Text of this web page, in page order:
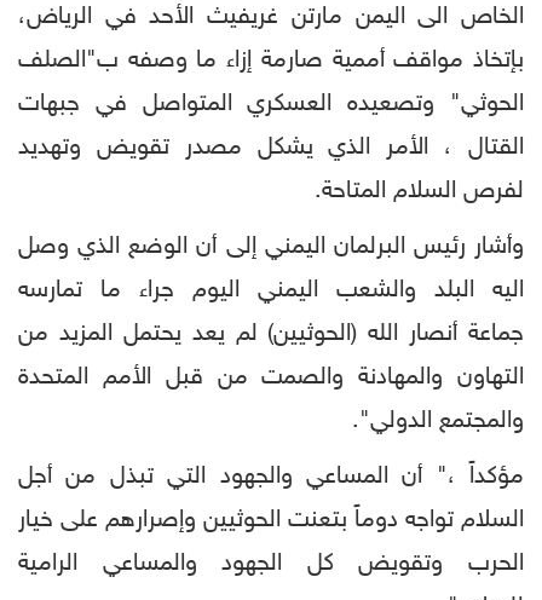
الخاص الى اليمن مارتن غريفيث الأحد في الرياض،
بإتخاذ مواقف أممية صارمة إزاء ما وصفه ب"الصلف
الحوثي" وتصعيده العسكري المتواصل في جبهات
القتال ، الأمر الذي يشكل مصدر تقويض وتهديد
لفرص السلام المتاحة.
وأشار رئيس البرلمان اليمني إلى أن الوضع الذي وصل
اليه البلد والشعب اليمني اليوم جراء ما تمارسه
جماعة أنصار الله (الحوثيين) لم يعد يحتمل المزيد من
التهاون والمهادنة والصمت من قبل الأمم المتحدة
والمجتمع الدولي".
مؤكداً ،" أن المساعي والجهود التي تبذل من أجل
السلام تواجه دوماً بتعنت الحوثيين وإصرارهم على خيار
الحرب وتقويض كل الجهود والمساعي الرامية